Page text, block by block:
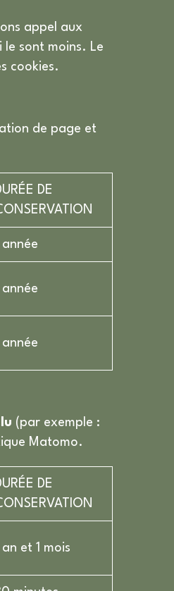
appel aux
le sont moins. Le
cookies.
de page et
DE
année
année
année
(par exemple :
Matomo.
DE
an et 1 mois